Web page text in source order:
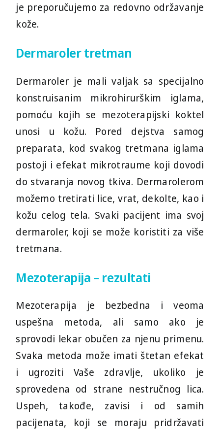
je preporučujemo za redovno održavanje
kože.
Dermaroler tretman
Dermaroler je mali valjak sa specijalno
konstruisanim mikrohirurškim iglama,
pomoću kojih se mezoterapijski koktel
unosi u kožu. Pored dejstva samog
preparata, kod svakog tretmana iglama
postoji i efekat mikrotraume koji dovodi
do stvaranja novog tkiva. Dermarolerom
možemo tretirati lice, vrat, dekolte, kao i
kožu celog tela. Svaki pacijent ima svoj
dermaroler, koji se može koristiti za više
tretmana.
Mezoterapija – rezultati
Mezoterapija je bezbedna i veoma
uspešna metoda, ali samo ako je
sprovodi lekar obučen za njenu primenu.
Svaka metoda može imati štetan efekat
i ugroziti Vaše zdravlje, ukoliko je
sprovedena od strane nestručnog lica.
Uspeh, takođe, zavisi i od samih
pacijenata, koji se moraju pridržavati
Izaberite kontakt telefon:
+381 (0)69 22 74 312
+381 (0)63 1 156 157
011 22 743 12
Radno vreme:
Dan: Od: Do:
Ponedeljak 12:00h 16:00h
Utorak 13:00h 18:00h